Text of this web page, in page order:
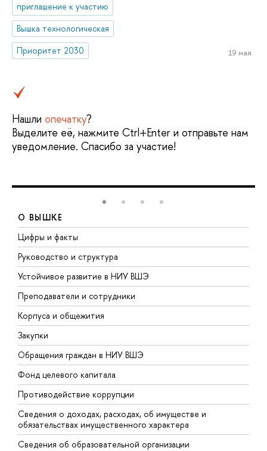
приглашение к участию
Вышка технологическая
Приоритет 2030
19 мая
Нашли опечатку?
Выделите её, нажмите Ctrl+Enter и отправьте нам
уведомление. Спасибо за участие!
О ВЫШКЕ
Цифры и факты
Руководство и структура
Устойчивое развитие в НИУ ВШЭ
Преподаватели и сотрудники
Корпуса и общежития
Закупки
Обращения граждан в НИУ ВШЭ
Фонд целевого капитала
Противодействие коррупции
Сведения о доходах, расходах, об имуществе и
обязательствах имущественного характера
Сведения об образовательной организации